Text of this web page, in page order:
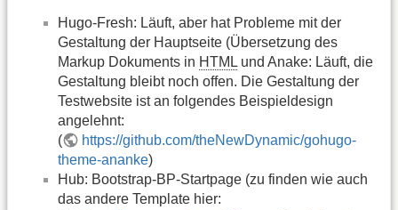
Hugo-Fresh: Läuft, aber hat Probleme mit der
Gestaltung der Hauptseite (Übersetzung des
Markup Dokuments in HTML und Anake: Läuft, die
Gestaltung bleibt noch offen. Die Gestaltung der
Testwebsite ist an folgendes Beispieldesign
angelehnt:
(
https://github.com/theNewDynamic/gohugo-
theme-ananke)
Hub: Bootstrap-BP-Startpage (zu finden wie auch
das andere Template hier: